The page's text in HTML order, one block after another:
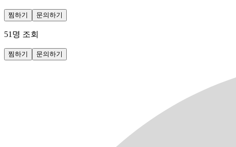
찜하기 문의하기
51 명 조회
찜하기 문의하기